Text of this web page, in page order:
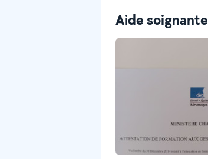
Aide soignante